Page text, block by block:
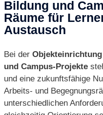
Bildung und
Räume für
Austausch
Bei der
und Campus-Projekte
und eine zukunftsfähige
Arbeits‑ und
unterschiedlichen